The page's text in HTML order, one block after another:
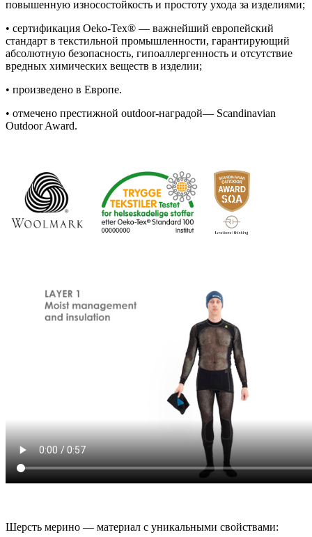
повышенную износостойкость и простоту ухода за изделиями;
• сертификация Oeko-Tex® — важнейший европейский
стандарт в текстильной промышленности, гарантирующий
абсолютную безопасность, гипоаллергенность и отсутствие
вредных химических веществ в изделии;
• произведено в Европе.
• отмечено престижной outdoor-наградой— Scandinavian
Outdoor Award.
Шерсть мерино — материал с уникальными свойствами: